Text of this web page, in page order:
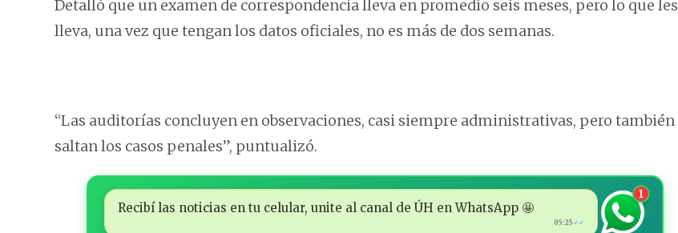
Detalló que un examen de correspondencia lleva en promedio seis meses, pero lo que les
lleva, una vez que tengan los datos oficiales, no es más de dos semanas.
“Las auditorías concluyen en observaciones, casi siempre administrativas, pero también
saltan los casos penales”, puntualizó.
Recibí las noticias en tu celular, unite al canal de ÚH en WhatsApp 🤩
05:25 ✓✓
1